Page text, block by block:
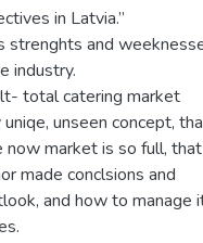
in Latvia.”
strenghts and
industry.
total catering market
unseen concept,
now market is so full,
made conclsions and
and how to manage